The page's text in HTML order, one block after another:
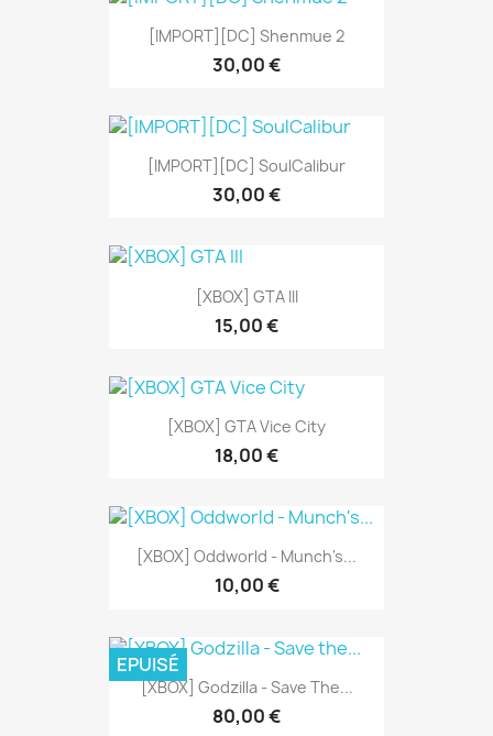
[IMPORT][DC] Shenmue 2
30,00 €
[IMPORT][DC] SoulCalibur
30,00 €
[XBOX] GTA III
15,00 €
[XBOX] GTA Vice City
18,00 €
[XBOX] Oddworld - Munch's...
10,00 €
[XBOX] Godzilla - Save The...
80,00 €
EPUISÉ